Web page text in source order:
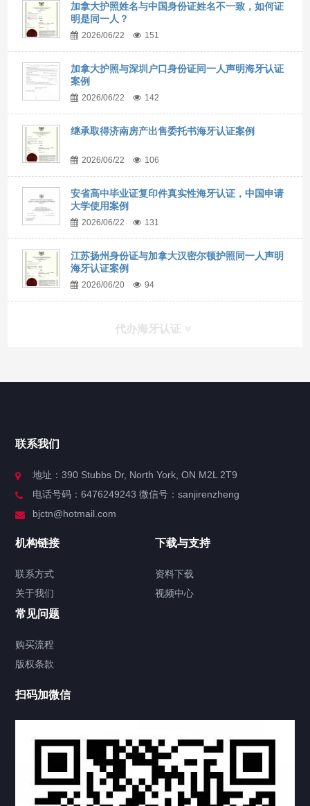
加拿大护照姓名与中国身份证姓名不一致，如何证
明是同一人？
2026/06/22 151
加拿大护照与深圳户口身份证同一人声明海牙认证
案例
2026/06/22 142
继承取得济南房产出售委托书海牙认证案例
2026/06/22 106
安省高中毕业证复印件真实性海牙认证，中国申请
大学使用案例
2026/06/22 131
江苏扬州身份证与加拿大汉密尔顿护照同一人声明
海牙认证案例
2026/06/20 94
代办海牙认证
服务分类
签署类文件海牙认证程序费用
视频中心
热门标签 TAG
机构链接
联系我们
地址：390 Stubbs Dr, North York, ON M2L 2T9
电话号码：6476249243 微信号：sanjirenzheng
bjctn@hotmail.com
机构链接
联系方式
关于我们
下载与支持
资料下载
视频中心
常见问题
购买流程
版权条款
扫码加微信